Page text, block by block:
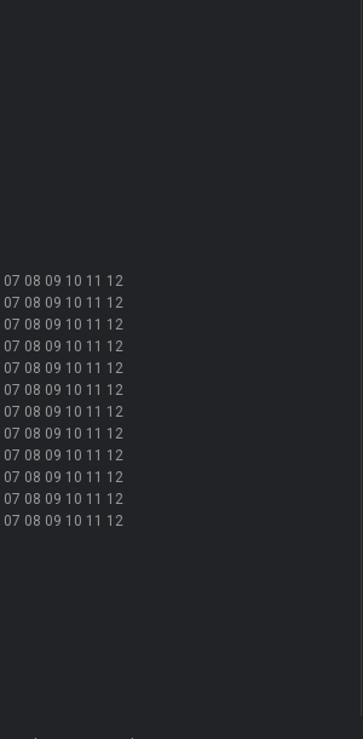
07 08 09 10 11 12
07 08 09 10 11 12
07 08 09 10 11 12
07 08 09 10 11 12
07 08 09 10 11 12
07 08 09 10 11 12
07 08 09 10 11 12
07 08 09 10 11 12
07 08 09 10 11 12
07 08 09 10 11 12
07 08 09 10 11 12
07 08 09 10 11 12